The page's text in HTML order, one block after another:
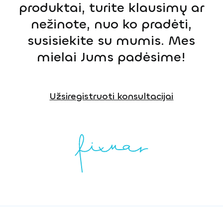
produktai, turite klausimų ar
nežinote, nuo ko pradėti,
susisiekite su mumis. Mes
mielai Jums padėsime!
Užsiregistruoti konsultacijai